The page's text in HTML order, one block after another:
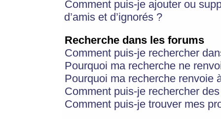
Comment puis-je ajouter ou
d’amis et d’ignorés ?
Recherche dans les forums
Comment puis-je rechercher
Pourquoi ma recherche ne
Pourquoi ma recherche renvoie
Comment puis-je rechercher
Comment puis-je trouver mes